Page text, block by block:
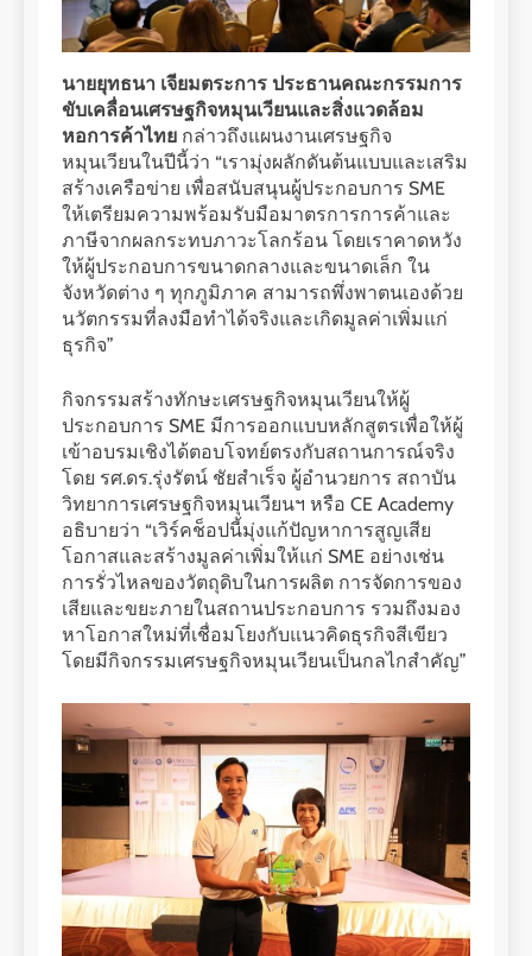
นายยุทธนา เจียมตระการ ประธานคณะกรรมการ
ขับเคลื่อนเศรษฐกิจหมุนเวียนและสิ่งแวดล้อม
หอการค้าไทย กล่าวถึงแผนงานเศรษฐกิจ
หมุนเวียนในปีนี้ว่า “เรามุ่งผลักดันต้นแบบและเสริม
สร้างเครือข่าย เพื่อสนับสนุนผู้ประกอบการ SME
ให้เตรียมความพร้อมรับมือมาตรการการค้าและ
ภาษีจากผลกระทบภาวะโลกร้อน โดยเราคาดหวัง
ให้ผู้ประกอบการขนาดกลางและขนาดเล็ก ใน
จังหวัดต่าง ๆ ทุกภูมิภาค สามารถพึ่งพาตนเองด้วย
นวัตกรรมที่ลงมือทำได้จริงและเกิดมูลค่าเพิ่มแก่
ธุรกิจ”
กิจกรรมสร้างทักษะเศรษฐกิจหมุนเวียนให้ผู้
ประกอบการ SME มีการออกแบบหลักสูตรเพื่อให้ผู้
เข้าอบรมเชิงได้ตอบโจทย์ตรงกับสถานการณ์จริง
โดย รศ.ดร.รุ่งรัตน์ ชัยสำเร็จ ผู้อำนวยการ สถาบัน
วิทยาการเศรษฐกิจหมุนเวียนฯ หรือ CE Academy
อธิบายว่า “เวิร์คช็อปนี้มุ่งแก้ปัญหาการสูญเสีย
โอกาสและสร้างมูลค่าเพิ่มให้แก่ SME อย่างเช่น
การรั่วไหลของวัตถุดิบในการผลิต การจัดการของ
เสียและขยะภายในสถานประกอบการ รวมถึงมอง
หาโอกาสใหม่ที่เชื่อมโยงกับแนวคิดธุรกิจสีเขียว
โดยมีกิจกรรมเศรษฐกิจหมุนเวียนเป็นกลไกสำคัญ”